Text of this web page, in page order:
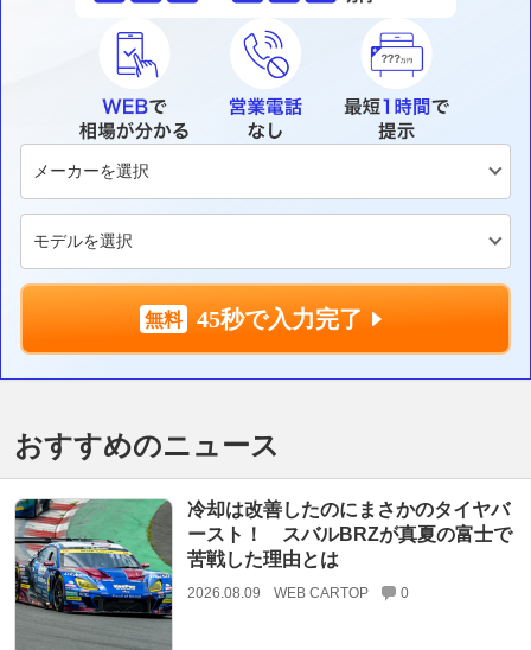
45秒で入力完了
おすすめのニュース
冷却は改善したのにまさかのタイヤバ
ースト！ スバルBRZが真夏の富士で
苦戦した理由とは
2026.08.09 WEB CARTOP 0